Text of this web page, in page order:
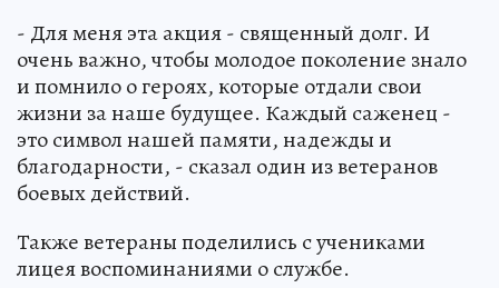
- Для меня эта акция - священный долг. И
очень важно, чтобы молодое поколение знало
и помнило о героях, которые отдали свои
жизни за наше будущее. Каждый саженец -
это символ нашей памяти, надежды и
благодарности, - сказал один из ветеранов
боевых действий.
Также ветераны поделились с учениками
лицея воспоминаниями о службе.